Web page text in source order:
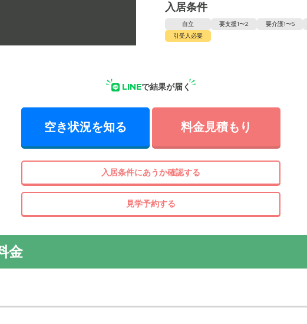
入居条件
自立 要支援1〜2 要介護1〜5
引受人必要
LINEで結果が届く
空き状況を知る 料金見積もり
入居条件にあうか確認する
見学予約する
金